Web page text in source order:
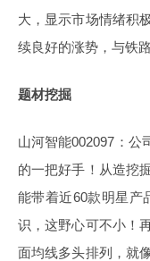
大，显示市场情绪积
续良好的涨势，与铁
题材挖掘
山河智能002097：公
的一把好手！从造挖
能带着近60款明星产
识，这野心可不小！
面均线多头排列，就